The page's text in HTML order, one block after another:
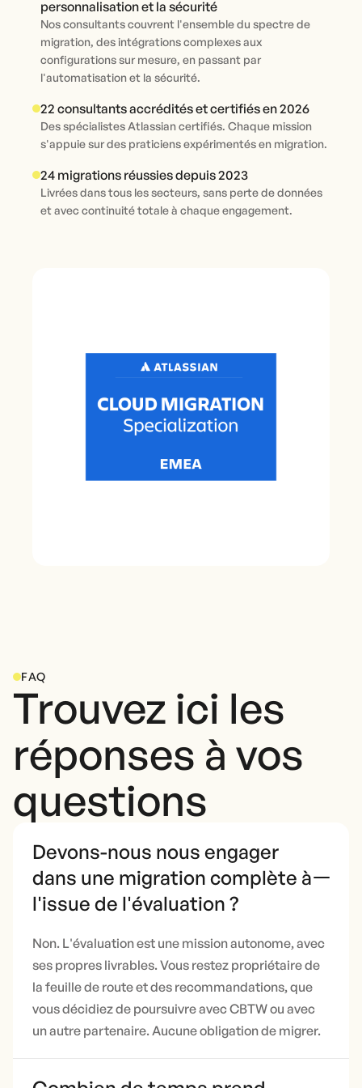
personnalisation et la sécurité
Nos consultants couvrent l'ensemble du spectre de
migration, des intégrations complexes aux
configurations sur mesure, en passant par
l'automatisation et la sécurité.
22 consultants accrédités et certifiés en 2026
Des spécialistes Atlassian certifiés. Chaque mission
s'appuie sur des praticiens expérimentés en migration.
24 migrations réussies depuis 2023
Livrées dans tous les secteurs, sans perte de données
et avec continuité totale à chaque engagement.
FAQ
Trouvez ici les
réponses à vos
questions
Devons-nous nous engager
dans une migration complète à
l'issue de l'évaluation ?
Non. L'évaluation est une mission autonome, avec
ses propres livrables. Vous restez propriétaire de
la feuille de route et des recommandations, que
vous décidiez de poursuivre avec CBTW ou avec
un autre partenaire. Aucune obligation de migrer.